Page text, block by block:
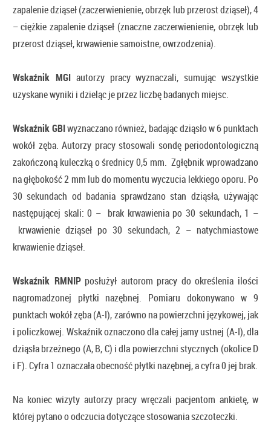
zapalenie dziąseł (zaczerwienienie, obrzęk lub przerost dziąseł), 4
– ciężkie zapalenie dziąseł (znaczne zaczerwienienie, obrzęk lub
przerost dziąseł, krwawienie samoistne, owrzodzenia).
Wskaźnik MGIautorzy pracy wyznaczali, sumując wszystkie
uzyskane wyniki i dzieląc je przez liczbę badanych miejsc.
Wskaźnik GBIwyznaczano również, badając dziąsło w 6 punktach
wokół zęba. Autorzy pracy stosowali sondę periodontologiczną
zakończoną kuleczką o średnicy 0,5 mm. Zgłębnik wprowadzano
na głębokość 2 mm lub do momentu wyczucia lekkiego oporu. Po
30 sekundach od badania sprawdzano stan dziąsła, używając
następującej skali: 0 – brak krwawienia po 30 sekundach, 1 –
krwawienie dziąseł po 30 sekundach, 2 – natychmiastowe
krwawienie dziąseł.
Wskaźnik RMNIPposłużył autorom pracy do określenia ilości
nagromadzonej płytki nazębnej. Pomiaru dokonywano w 9
punktach wokół zęba (A-I), zarówno na powierzchni językowej, jak
i policzkowej. Wskaźnik oznaczono dla całej jamy ustnej (A-I), dla
dziąsła brzeżnego (A, B, C) i dla powierzchni stycznych (okolice D
i F). Cyfra 1 oznaczała obecność płytki nazębnej, a cyfra 0 jej brak.
Na koniec wizyty autorzy pracy wręczali pacjentom ankietę, w
której pytano o odczucia dotyczące stosowania szczoteczki.